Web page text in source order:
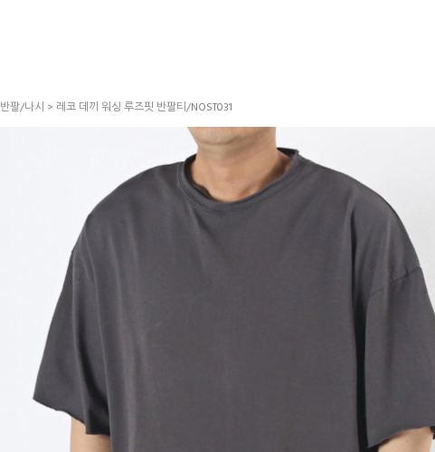
반팔/나시 > 레코 데끼 워싱 루즈핏 반팔티/NOST031